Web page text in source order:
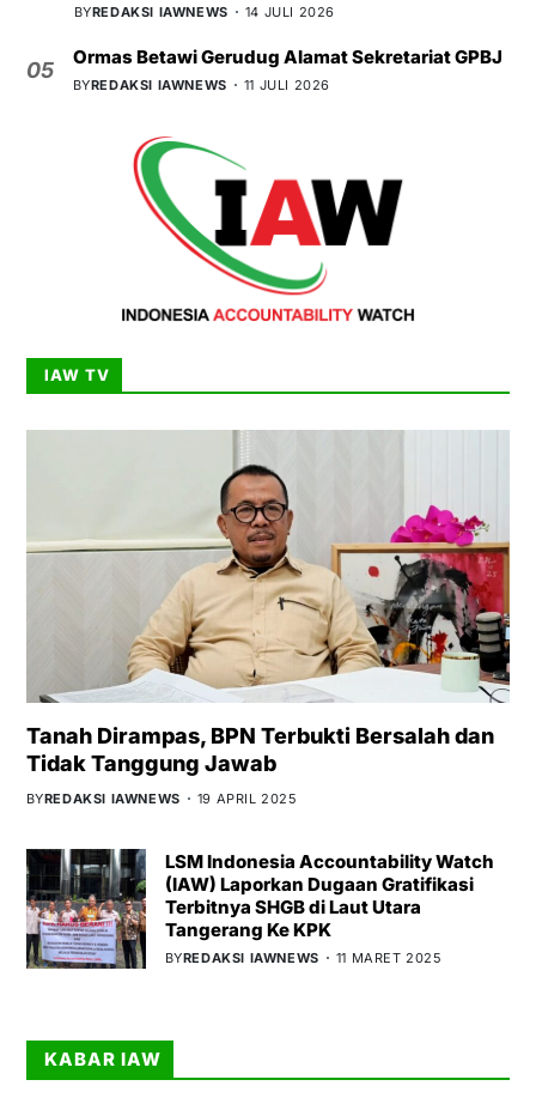
BYREDAKSI IAWNEWS 14 JULI 2026
05
Ormas Betawi Gerudug Alamat Sekretariat GPBJ
BYREDAKSI IAWNEWS 11 JULI 2026
IAW TV
Tanah Dirampas, BPN Terbukti Bersalah dan
Tidak Tanggung Jawab
BYREDAKSI IAWNEWS 19 APRIL 2025
LSM Indonesia Accountability Watch
(IAW) Laporkan Dugaan Gratifikasi
Terbitnya SHGB di Laut Utara
Tangerang Ke KPK
BYREDAKSI IAWNEWS 11 MARET 2025
KABAR IAW